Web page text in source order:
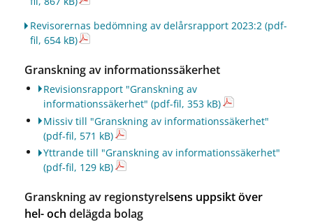
Revisorernas bedömning av delårsrapport 2023:2(pdf-
fil, 654 kB)
Granskning av informationssäkerhet
Revisionsrapport "Granskning av
informationssäkerhet" (pdf-fil, 353 kB)
Missiv till "Granskning av informationssäkerhet"
(pdf-fil, 571 kB)
Yttrande till "Granskning av informationssäkerhet"
(pdf-fil, 129 kB)
Granskning av regionstyrelsens uppsikt över
hel- och delägda bolag